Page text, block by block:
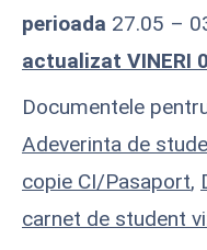
perioada 27.05 –
actualizat VINERI
Documentele
Adeverinta de
copie CI/Pasaport,
carnet de student